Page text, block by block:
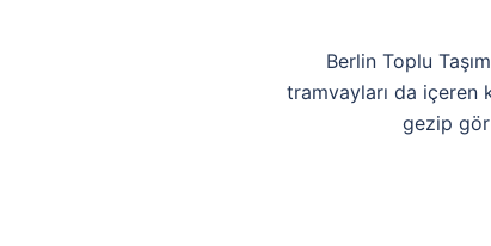
Berlin Toplu
tramvayları da içeren
gezip